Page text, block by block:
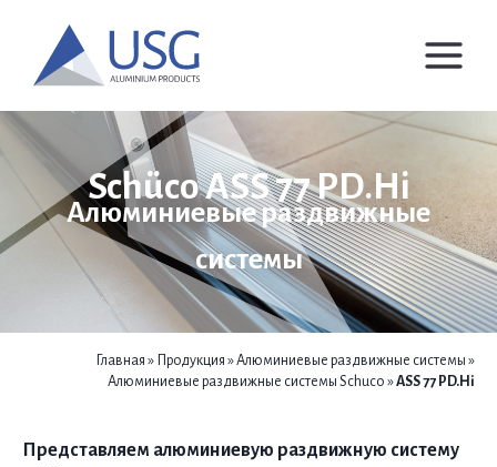
содержимому
Schüco ASS 77 PD.Hi
Алюминиевые раздвижные
системы
Главная » Продукция »Алюминиевые раздвижные системы »
Алюминиевые раздвижные системы Schuco »ASS 77 PD.Hi
Представляем алюминиевую раздвижную систему